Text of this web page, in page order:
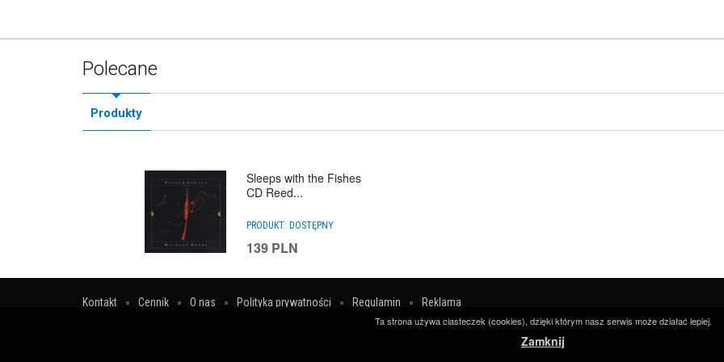
Polecane
Produkty
Sleeps with the Fishes
CD Reed...
PRODUKT: DOSTĘPNY
139 PLN
Kontakt Cennik O nas Polityka prywatności Regulamin Reklama
Ta strona używa ciasteczek (cookies), dzięki którym nasz serwis może działać lepiej.
Zamknij